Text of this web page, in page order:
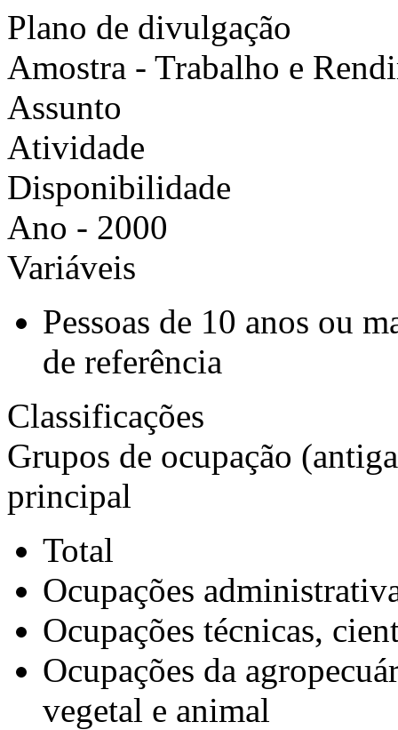
Plano de divulgação
Amostra - Trabalho e
Assunto
Atividade
Disponibilidade
Ano - 2000
Variáveis
Pessoas de 10 anos ou
de referência
Classificações
Grupos de ocupação
principal
Total
Ocupações
Ocupações técnicas,
Ocupações da
vegetal e animal